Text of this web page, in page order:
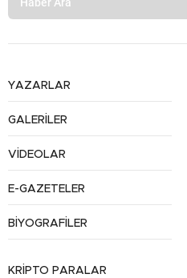
YAZARLAR
GALERİLER
VİDEOLAR
E-GAZETELER
BİYOGRAFİLER
KRİPTO PARALAR